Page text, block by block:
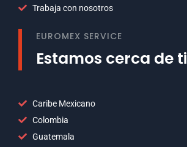
Trabaja con nosotros
EUROMEX SERVICE
Estamos cerca de ti
Caribe Mexicano
Colombia
Guatemala